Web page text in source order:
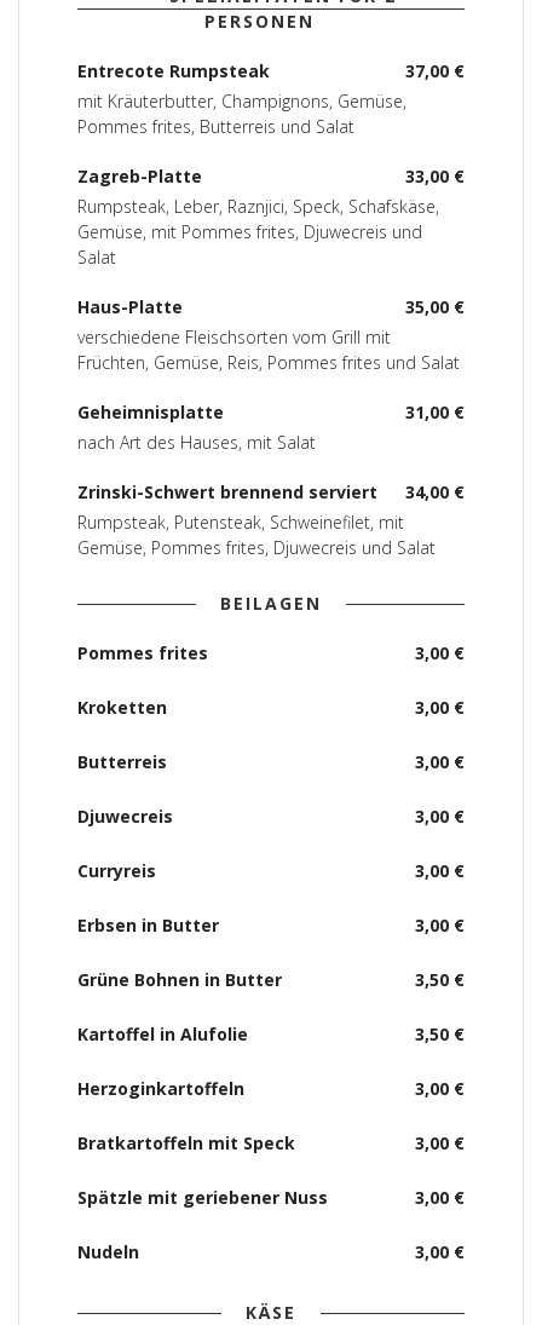
PERSONEN
37,00 €
Entrecote Rumpsteak
mit Kräuterbutter, Champignons, Gemüse,
Pommes frites, Butterreis und Salat
33,00 €
Zagreb-Platte
Rumpsteak, Leber, Raznjici, Speck, Schafskäse,
Gemüse, mit Pommes frites, Djuwecreis und
Salat
35,00 €
Haus-Platte
verschiedene Fleischsorten vom Grill mit
Früchten, Gemüse, Reis, Pommes frites und Salat
31,00 €
Geheimnisplatte
nach Art des Hauses, mit Salat
34,00 €
Zrinski-Schwert brennend serviert
Rumpsteak, Putensteak, Schweinefilet, mit
Gemüse, Pommes frites, Djuwecreis und Salat
BEILAGEN
3,00 €
Pommes frites
3,00 €
Kroketten
3,00 €
Butterreis
3,00 €
Djuwecreis
3,00 €
Curryreis
3,00 €
Erbsen in Butter
3,50 €
Grüne Bohnen in Butter
3,50 €
Kartoffel in Alufolie
3,00 €
Herzoginkartoffeln
3,00 €
Bratkartoffeln mit Speck
3,00 €
Spätzle mit geriebener Nuss
3,00 €
Nudeln
KÄSE